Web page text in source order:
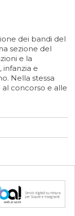
dei bandi del
sezione del
e la
e
Nella stessa
concorso e alle